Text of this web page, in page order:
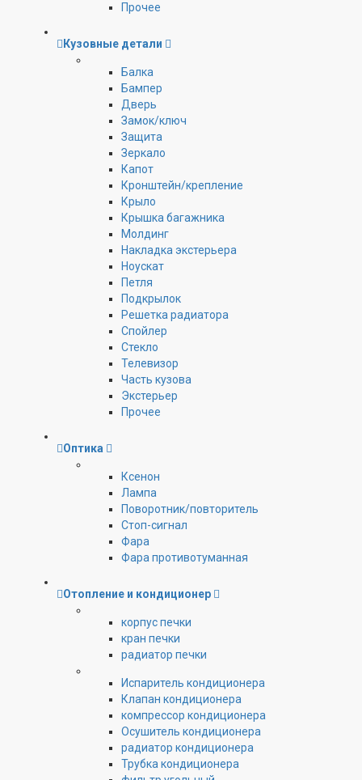
Прочее
Кузовные детали
Балка
Бампер
Дверь
Замок/ключ
Защита
Зеркало
Капот
Кронштейн/крепление
Крыло
Крышка багажника
Молдинг
Накладка экстерьера
Ноускат
Петля
Подкрылок
Решетка радиатора
Спойлер
Стекло
Телевизор
Часть кузова
Экстерьер
Прочее
Оптика
Ксенон
Лампа
Поворотник/повторитель
Стоп-сигнал
Фара
Фара противотуманная
Отопление и кондиционер
корпус печки
кран печки
радиатор печки
Испаритель кондиционера
Клапан кондиционера
компрессор кондиционера
Осушитель кондиционера
радиатор кондиционера
Трубка кондиционера